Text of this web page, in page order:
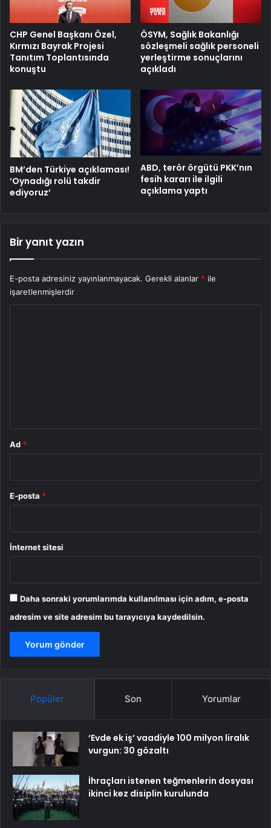
CHP Genel Başkanı Özel,
Kırmızı Bayrak Projesi
Tanıtım Toplantısında
konuştu
ÖSYM, Sağlık Bakanlığı
sözleşmeli sağlık personeli
yerleştirme sonuçlarını
açıkladı
BM’den Türkiye açıklaması!
‘Oynadığı rolü takdir
ediyoruz’
ABD, terör örgütü PKK’nın
fesih kararı ile ilgili
açıklama yaptı
Bir yanıt yazın
E-posta adresiniz yayınlanmayacak. Gerekli alanlar * ile
işaretlenmişlerdir
Ad *
E-posta *
İnternet sitesi
Daha sonraki yorumlarımda kullanılması için adım, e-posta
adresim ve site adresim bu tarayıcıya kaydedilsin.
Popüler Son Yorumlar
‘Evde ek iş’ vaadiyle 100 milyon liralık
vurgun: 30 gözaltı
İhraçları istenen teğmenlerin dosyası
ikinci kez disiplin kurulunda